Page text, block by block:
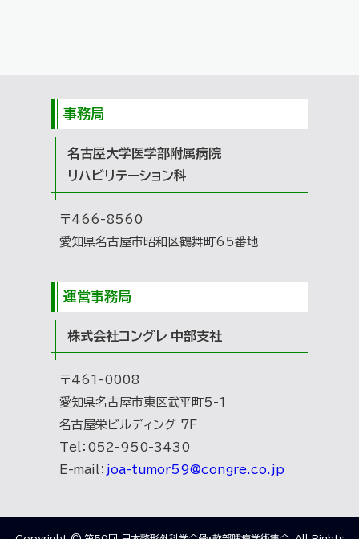
事務局
名古屋大学医学部附属病院
リハビリテーション科
〒466-8560
愛知県名古屋市昭和区鶴舞町65番地
運営事務局
株式会社コングレ 中部支社
〒461-0008
愛知県名古屋市東区武平町5-1
名古屋栄ビルディング 7F
Tel：052-950-3430
E-mail： joa-tumor59@congre.co.jp